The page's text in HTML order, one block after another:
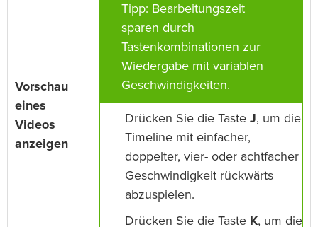
Vorschau
eines
Videos
anzeigen
Tipp: Bearbeitungszeit
sparen durch
Tastenkombinationen zur
Wiedergabe mit variablen
Geschwindigkeiten.
Drücken Sie die Taste J, um die
Timeline mit einfacher,
doppelter, vier- oder achtfacher
Geschwindigkeit rückwärts
abzuspielen.
Drücken Sie die Taste K, um die